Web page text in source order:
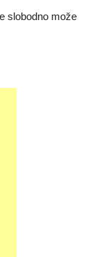
slobodno može